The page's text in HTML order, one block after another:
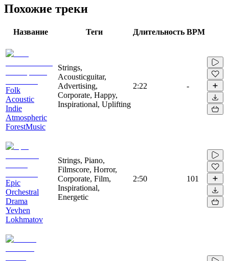
Похожие треки
Название Теги Длительность BPM
Folk
Acoustic
Indie
Atmospheric
ForestMusic
Strings,
Acousticguitar,
Advertising,
Corporate, Happy,
Inspirational, Uplifting
2:22 -
Epic
Orchestral
Drama
Yevhen
Lokhmatov
Strings, Piano,
Filmscore, Horror,
Corporate, Film,
Inspirational,
Energetic
2:50 101